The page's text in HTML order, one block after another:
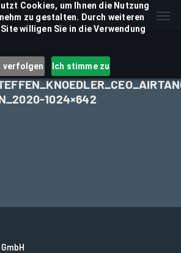
Cookies, um Ihnen die Nutzung
zu gestalten. Durch weiteren
willigen Sie in die Verwendung
verfolgen Ich stimme zu
1024×642